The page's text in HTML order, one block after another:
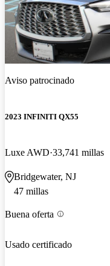
Aviso patrocinado
2023 INFINITI QX55
Luxe AWD 33,741 millas
Bridgewater, NJ
47 millas
Buena oferta
Usado certificado